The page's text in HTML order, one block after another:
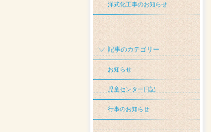
洋式化工事のお知らせ
記事のカテゴリー
お知らせ
児童センター日記
行事のお知らせ